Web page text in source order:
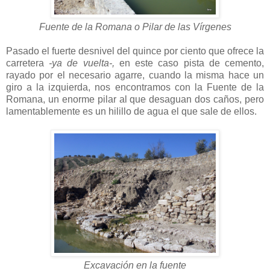
Fuente de la Romana o Pilar de las Vírgenes
Pasado el fuerte desnivel del quince por ciento que ofrece la
carretera -ya de vuelta-, en este caso pista de cemento,
rayado por el necesario agarre, cuando la misma hace un
giro a la izquierda, nos encontramos con la Fuente de la
Romana, un enorme pilar al que desaguan dos caños, pero
lamentablemente es un hilillo de agua el que sale de ellos.
Excavación en la fuente